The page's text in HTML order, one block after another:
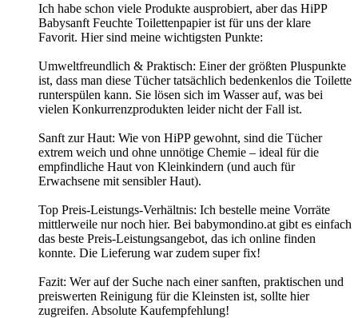
Ich habe schon viele Produkte ausprobiert, aber das HiPP
Babysanft Feuchte Toilettenpapier ist für uns der klare
Favorit. Hier sind meine wichtigsten Punkte:
Umweltfreundlich & Praktisch: Einer der größten Pluspunkte
ist, dass man diese Tücher tatsächlich bedenkenlos die Toilette
runterspülen kann. Sie lösen sich im Wasser auf, was bei
vielen Konkurrenzprodukten leider nicht der Fall ist.
Sanft zur Haut: Wie von HiPP gewohnt, sind die Tücher
extrem weich und ohne unnötige Chemie – ideal für die
empfindliche Haut von Kleinkindern (und auch für
Erwachsene mit sensibler Haut).
Top Preis-Leistungs-Verhältnis: Ich bestelle meine Vorräte
mittlerweile nur noch hier. Bei babymondino.at gibt es einfach
das beste Preis-Leistungsangebot, das ich online finden
konnte. Die Lieferung war zudem super fix!
Fazit: Wer auf der Suche nach einer sanften, praktischen und
preiswerten Reinigung für die Kleinsten ist, sollte hier
zugreifen. Absolute Kaufempfehlung!